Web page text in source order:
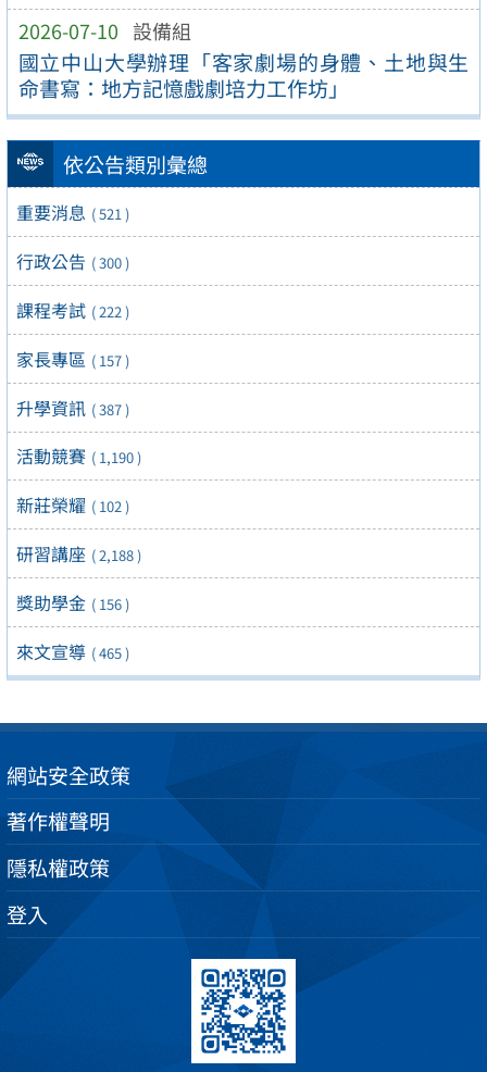
2026-07-10 設備組
國立中山大學辦理「客家劇場的身體、土地與生
命書寫：地方記憶戲劇培力工作坊」
依公告類別彙總
重要消息 ( 521 )
行政公告 ( 300 )
課程考試 ( 222 )
家長專區 ( 157 )
升學資訊 ( 387 )
活動競賽 ( 1,190 )
新莊榮耀 ( 102 )
研習講座 ( 2,188 )
獎助學金 ( 156 )
來文宣導 ( 465 )
網站安全政策
著作權聲明
隱私權政策
登入